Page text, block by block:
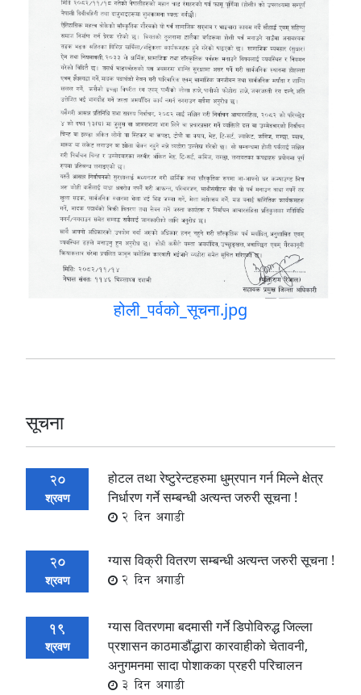
होली_पर्वको_सूचना.jpg
सूचना
20
श्रवण
होटल तथा रेष्टुरेन्टहरुमा धुम्रपान गर्न मिल्ने क्षेत्र
निर्धारण गर्ने सम्बन्धी अत्यन्त जरुरी सूचना !
2 दिन अगाडी
20
श्रवण
ग्यास विक्री वितरण सम्बन्धी अत्यन्त जरुरी सूचना !
2 दिन अगाडी
19
श्रवण
ग्यास वितरणमा बदमासी गर्ने डिपोविरुद्ध जिल्ला
प्रशासन काठमाडौंद्धारा कारवाहीको चेतावनी,
अनुगमनमा सादा पोशाकका प्रहरी परिचालन
3 दिन अगाडी